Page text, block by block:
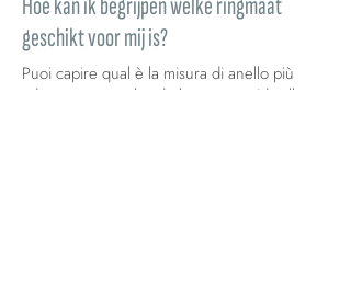
geschikt voor mij is?
Puoi capire qual è la misura di anello più
adatta a te consultando la nostra
guida alle